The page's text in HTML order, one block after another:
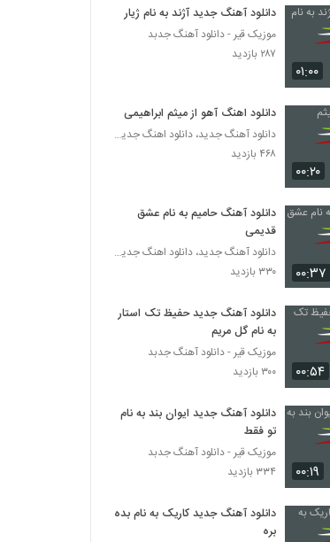
دانلود آهنگ مصطفی دهقانی بگو کارون
(Mostafa Dehghani Bego Karoon)
۳۱۴ بازدید
دانلود آهنگ محمد احمدی سنسیز
۲۶۴ بازدید
دانلود آهنگ مهدی رجبی تصنیف یارا
۲۵۴ بازدید
رامتین غروی آهنگ بخند
۲۷۶ بازدید
۲۸۶ بازدید
آهنگ گل سنگ از فرهاد جمال زاده(پاپ)
۲۶۶ بازدید
موزیک زیبای اتفاقی از مهدی روانبخش
۳۲۶ بازدید
آهنگ قارا گوزلوم از بابک غریب(پاپ)
۲۹۲ بازدید
۰۱:۰۰
دانلود آهنگ جدید آژند به نام ژیار
موزیک قیر - دانلود آهنگ جدبد
۲۸۷ بازدید
۰۰:۲۰
دانلود اهنگ آهو از میثم ابراهیمی
دانلود آهنگ جدید، دانلود اهنگ جدید ایرانی
۴۶۸ بازدید
۰۰:۳۷
دانلود آهنگ حامیم به نام عشق
قدیمی
دانلود آهنگ جدید، دانلود اهنگ جدید ایرانی
۳۳۰ بازدید
۰۰:۵۴
دانلود آهنگ جدید حفیظ تک استار
به نام گل مریم
موزیک قیر - دانلود آهنگ جدبد
۳۰۰ بازدید
۰۰:۱۹
دانلود آهنگ جدید ایوان بند به نام
تو فقط
موزیک قیر - دانلود آهنگ جدبد
۳۳۴ بازدید
دانلود آهنگ جدید کاریک به نام بده
بره